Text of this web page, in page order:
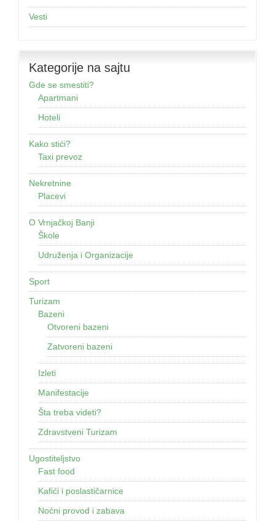
Vesti
Kategorije na sajtu
Gde se smestiti?
Apartmani
Hoteli
Kako stići?
Taxi prevoz
Nekretnine
Placevi
O Vrnjačkoj Banji
Škole
Udruženja i Organizacije
Sport
Turizam
Bazeni
Otvoreni bazeni
Zatvoreni bazeni
Izleti
Manifestacije
Šta treba videti?
Zdravstveni Turizam
Ugostiteljstvo
Fast food
Kafići i poslastičarnice
Noćni provod i zabava